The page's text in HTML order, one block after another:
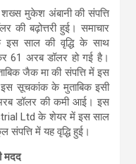
मुकेश अंबानी की संपत्ति
बढ़ोत्तरी हुई। समाचार
इस साल की वृद्धि के साथ
61 अरब डॉलर हो गई है।
जैक मा की संपत्ति में इस
इस सूचकांक के मुताबिक इसी
डॉलर की कमी आई। इस
Ltd के शेयर में इस साल
में यह वृद्धि हुई।
मदद